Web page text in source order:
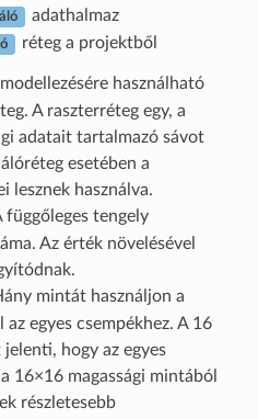
adathalmaz
réteg a projektből
használható
A raszterréteg egy, a
adatait tartalmazó sávot
esetében a
lesznek használva.
függőleges tengely
Az érték növelésével
mintát használjon a
egyes csempékhez. A 16
hogy az egyes
16×16 magassági mintából
részletesebb